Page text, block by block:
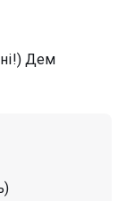
Дем